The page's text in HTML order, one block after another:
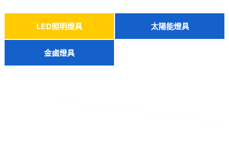
客戶案例LED照明燈具
LED三防燈
LED工礦燈LED工廠燈
LED泛光燈LED投光燈
LED防爆燈、防腐燈
LED隧道燈
LED路燈
LED室內(nèi)照明
LED美式燈具
景觀亮化燈具
太陽能燈具
金鹵燈具